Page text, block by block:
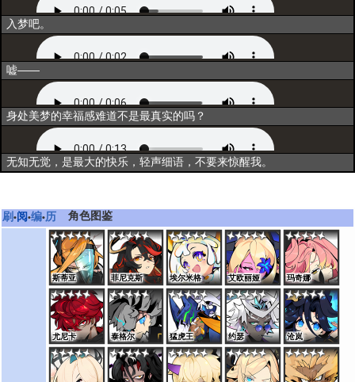
释放技能
入梦吧。
出战
嘘——
资料一
身处美梦的幸福感难道不是最真实的吗？
资料二
无知无觉，是最大的快乐，轻声细语，不要来惊醒我。
刷•阅•编•历 角色图鉴
斯蒂亚 菲尼克斯 埃尔米格 艾欧丽娅 玛奇娜
尤尼卡 泰格尔 猛虎王 约瑟 沧岚